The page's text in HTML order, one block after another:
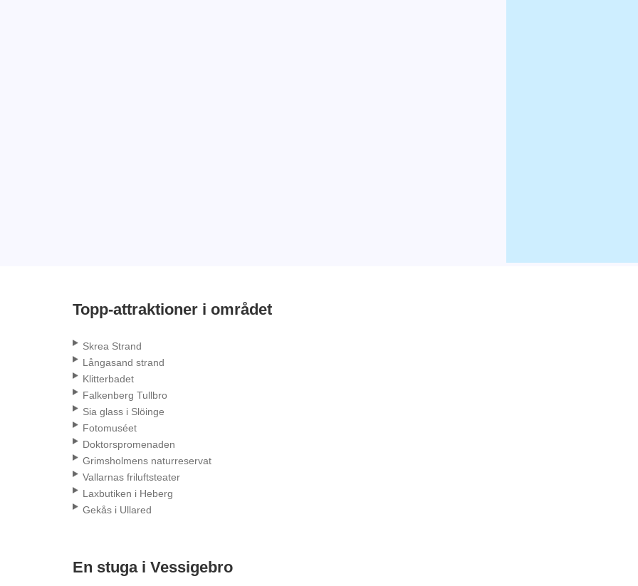
Topp-attraktioner i området
Skrea Strand
Långasand strand
Klitterbadet
Falkenberg Tullbro
Sia glass i Slöinge
Fotomuséet
Doktorspromenaden
Grimsholmens naturreservat
Vallarnas friluftsteater
Laxbutiken i Heberg
Gekås i Ullared
En stuga i Vessigebro